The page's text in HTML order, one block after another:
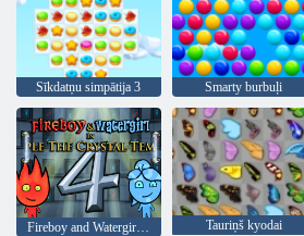
Sīkdatņu simpātija 3 Smarty burbuļi
Tauriņš kyodai